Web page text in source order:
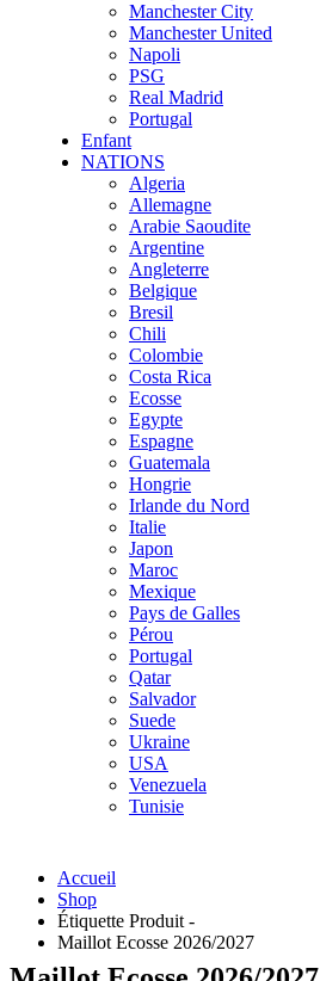
Manchester City
Manchester United
Napoli
PSG
Real Madrid
Portugal
Enfant
NATIONS
Algeria
Allemagne
Arabie Saoudite
Argentine
Angleterre
Belgique
Bresil
Chili
Colombie
Costa Rica
Ecosse
Egypte
Espagne
Guatemala
Hongrie
Irlande du Nord
Italie
Japon
Maroc
Mexique
Pays de Galles
Pérou
Portugal
Qatar
Salvador
Suede
Ukraine
USA
Venezuela
Tunisie
Accueil
Shop
Étiquette Produit -
Maillot Ecosse 2026/2027